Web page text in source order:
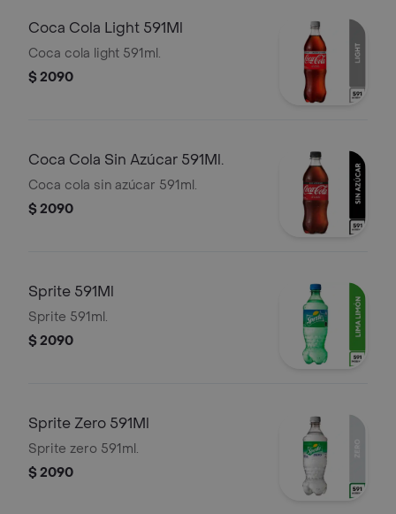
Coca Cola Light 591Ml
Coca cola light 591ml.
$ 2090
Coca Cola Sin Azúcar 591Ml.
Coca cola sin azúcar 591ml.
$ 2090
Sprite 591Ml
Sprite 591ml.
$ 2090
Sprite Zero 591Ml
Sprite zero 591ml.
$ 2090